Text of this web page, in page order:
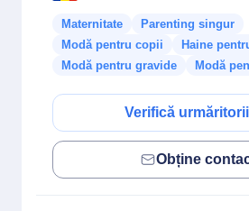
Maternitate
Parenting singur
Modă pentru copii
Haine
Modă pentru gravide
Modă
Verifică
Obține